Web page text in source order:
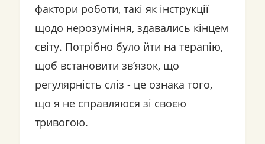
фактори роботи, такі як інструкції
щодо нерозуміння, здавались кінцем
світу. Потрібно було йти на терапію,
щоб встановити зв’язок, що
регулярність сліз - це ознака того,
що я не справляюся зі своєю
тривогою.